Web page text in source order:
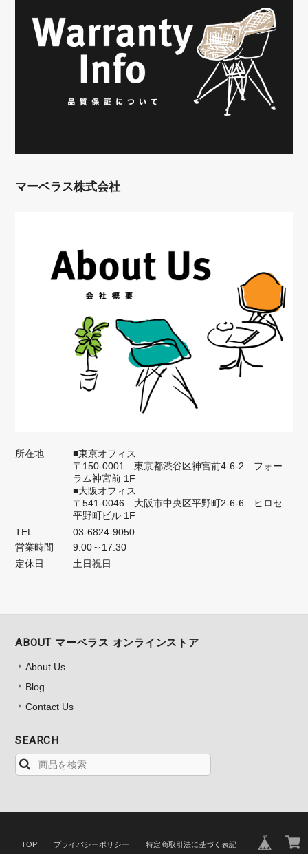
マーベラス株式会社
所在地
■東京オフィス
〒150-0001 東京都渋谷区神宮前4-6-2 フォー
ラム神宮前 1F
■大阪オフィス
〒541-0046 大阪市中央区平野町2-6-6 ヒロセ
平野町ビル 1F
TEL
03-6824-9050
営業時間
9:00～17:30
定休日
土日祝日
ABOUT マーベラス オンラインストア
About Us
Blog
Contact Us
SEARCH
TOP プライバシーポリシー 特定商取引法に基づく表記